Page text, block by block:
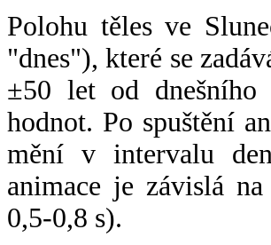
Polohu těles ve
"dnes"), které se
±50 let od dnešního
hodnot. Po spuštění
mění v intervalu
animace je závislá
0,5-0,8 s).